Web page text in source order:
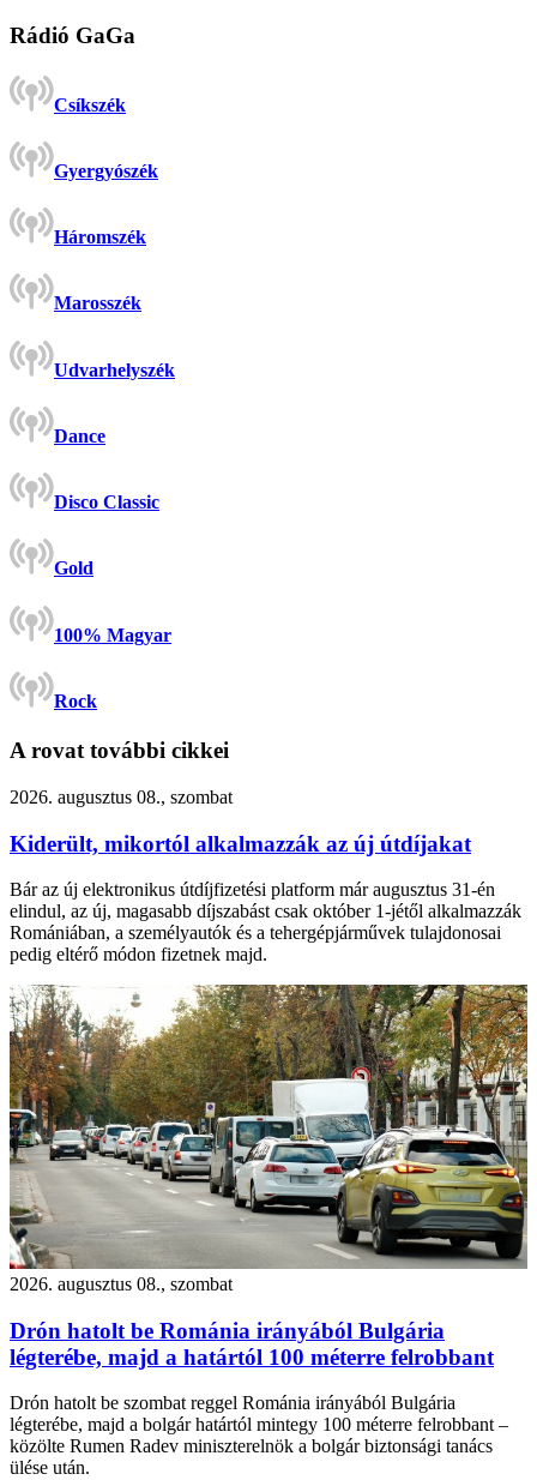
Rádió GaGa
Csíkszék
Gyergyószék
Háromszék
Marosszék
Udvarhelyszék
Dance
Disco Classic
Gold
100% Magyar
Rock
A rovat további cikkei
2026. augusztus 08., szombat
Kiderült, mikortól alkalmazzák az új útdíjakat
Bár az új elektronikus útdíjfizetési platform már augusztus 31-én
elindul, az új, magasabb díjszabást csak október 1-jétől alkalmazzák
Romániában, a személyautók és a tehergépjárművek tulajdonosai
pedig eltérő módon fizetnek majd.
2026. augusztus 08., szombat
Drón hatolt be Románia irányából Bulgária
légterébe, majd a határtól 100 méterre felrobbant
Drón hatolt be szombat reggel Románia irányából Bulgária
légterébe, majd a bolgár határtól mintegy 100 méterre felrobbant –
közölte Rumen Radev miniszterelnök a bolgár biztonsági tanács
ülése után.